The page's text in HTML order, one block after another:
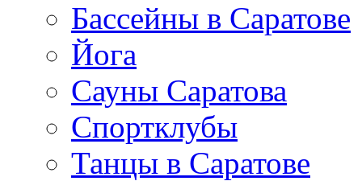
Бассейны в Саратове
Йога
Сауны Саратова
Спортклубы
Танцы в Саратове